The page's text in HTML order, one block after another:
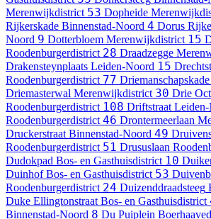
Merenwijkdistrict 53 Dopheide
Rijkerskade Binnenstad-Noord 4 Dorus
Noord 9 Dotterbloem Merenwijkdistrict 15
Roodenburgerdistrict 28 Draadzegge
Drakensteynplaats Leiden-Noord 15
Roodenburgerdistrict 77 Driemanschapskade
Driemasterwal Merenwijkdistrict 30 Drie
Roodenburgerdistrict 108 Driftstraat
Roodenburgerdistrict 46 Drontermeerlaan
Druckerstraat Binnenstad-Noord 49
Roodenburgerdistrict 51 Drususlaan
Dudokpad Bos- en Gasthuisdistrict 10
Duinhof Bos- en Gasthuisdistrict 53
Roodenburgerdistrict 24 Duizenddraadsteeg
Duke Ellingtonstraat Bos- en Gasthuisdistrict
Binnenstad-Noord 8 Du Puiplein